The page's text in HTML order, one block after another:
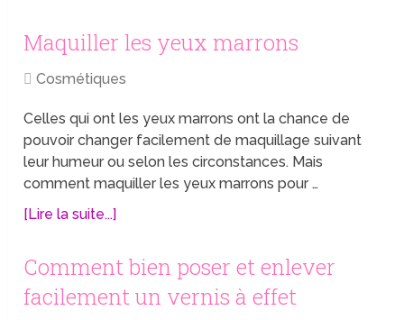
Maquiller les yeux marrons
Cosmétiques
Celles qui ont les yeux marrons ont la chance de
pouvoir changer facilement de maquillage suivant
leur humeur ou selon les circonstances. Mais
comment maquiller les yeux marrons pour …
[Lire la suite...]
Comment bien poser et enlever
facilement un vernis à effet